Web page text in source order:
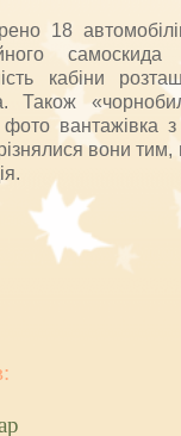
18
кабіни
Також
вантажівка з
вони